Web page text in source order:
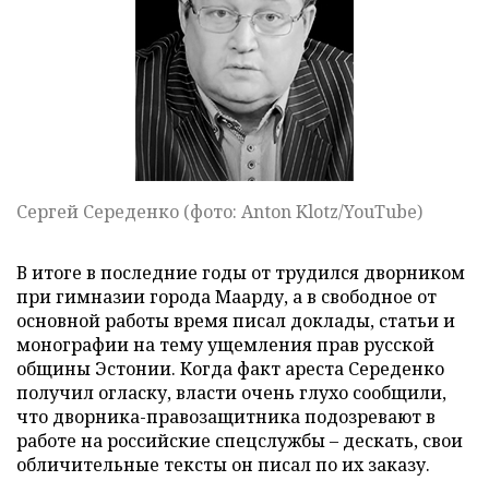
Сергей Середенко (фото: Anton Klotz/YouTube)
В итоге в последние годы от трудился дворником
при гимназии города Маарду, а в свободное от
основной работы время писал доклады, статьи и
монографии на тему ущемления прав русской
общины Эстонии. Когда факт ареста Середенко
получил огласку, власти очень глухо сообщили,
что дворника-правозащитника подозревают в
работе на российские спецслужбы – дескать, свои
обличительные тексты он писал по их заказу.